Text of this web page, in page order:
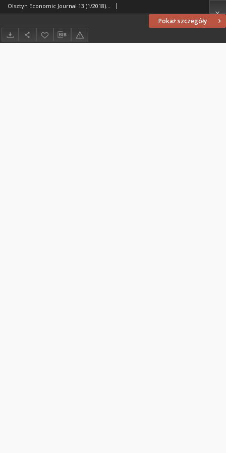
Pokaż szczegóły
Olsztyn Economic Journal 13 (1/2018), 2018